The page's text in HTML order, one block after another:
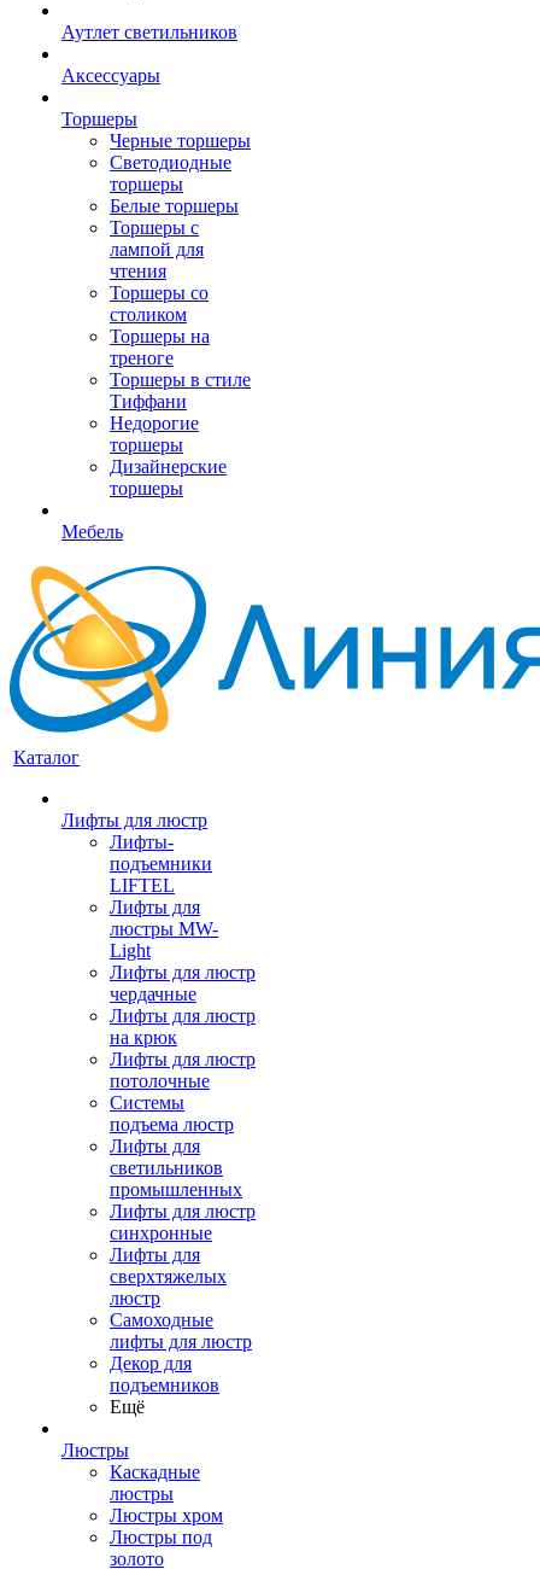
Аутлет светильников
Аксессуары
Торшеры
Черные торшеры
Светодиодные
торшеры
Белые торшеры
Торшеры с
лампой для
чтения
Торшеры со
столиком
Торшеры на
треноге
Торшеры в стиле
Тиффани
Недорогие
торшеры
Дизайнерские
торшеры
Мебель
Каталог
Лифты для люстр
Лифты-
подъемники
LIFTEL
Лифты для
люстры MW-
Light
Лифты для люстр
чердачные
Лифты для люстр
на крюк
Лифты для люстр
потолочные
Системы
подъема люстр
Лифты для
светильников
промышленных
Лифты для люстр
синхронные
Лифты для
сверхтяжелых
люстр
Самоходные
лифты для люстр
Декор для
подъемников
Ещё
Люстры
Каскадные
люстры
Люстры хром
Люстры под
золото